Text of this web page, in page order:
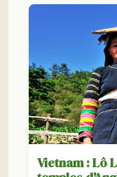
Vietnam : Lô